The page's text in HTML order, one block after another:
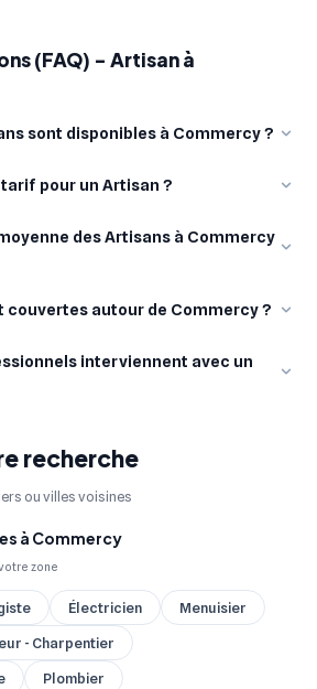
(FAQ) - Artisan à
sont disponibles à Commercy ?
tarif pour un Artisan ?
des Artisans à Commercy
couvertes autour de Commercy ?
interviennent avec un
recherche
ou villes voisines
à Commercy
zone
Électricien
Menuisier
- Charpentier
Plombier